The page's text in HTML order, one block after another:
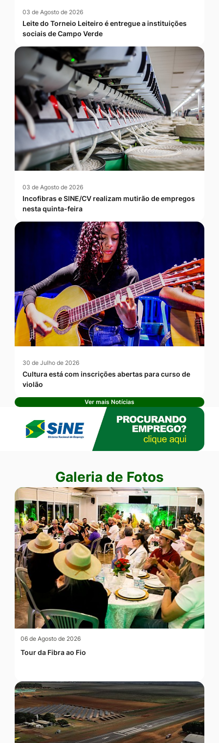
03 de Agosto de 2026
Leite do Torneio Leiteiro é entregue a instituições
sociais de Campo Verde
03 de Agosto de 2026
Incofibras e SINE/CV realizam mutirão de empregos
nesta quinta-feira
30 de Julho de 2026
Cultura está com inscrições abertas para curso de
violão
Ver mais Notícias
Seção Galeria de Fotos
Galeria de Fotos
06 de Agosto de 2026
Tour da Fibra ao Fio